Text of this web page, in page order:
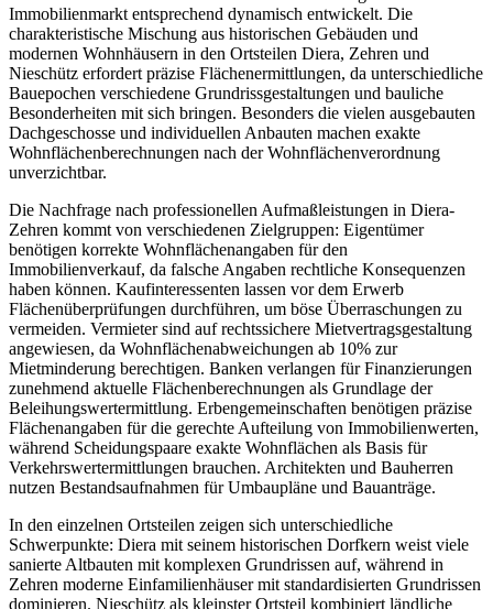
Immobilienmarkt entsprechend dynamisch entwickelt. Die
charakteristische Mischung aus historischen Gebäuden und
modernen Wohnhäusern in den Ortsteilen Diera, Zehren und
Nieschütz erfordert präzise Flächenermittlungen, da unterschiedliche
Bauepochen verschiedene Grundrissgestaltungen und bauliche
Besonderheiten mit sich bringen. Besonders die vielen ausgebauten
Dachgeschosse und individuellen Anbauten machen exakte
Wohnflächenberechnungen nach der Wohnflächenverordnung
unverzichtbar.
Die Nachfrage nach professionellen Aufmaßleistungen in Diera-
Zehren kommt von verschiedenen Zielgruppen: Eigentümer
benötigen korrekte Wohnflächenangaben für den
Immobilienverkauf, da falsche Angaben rechtliche Konsequenzen
haben können. Kaufinteressenten lassen vor dem Erwerb
Flächenüberprüfungen durchführen, um böse Überraschungen zu
vermeiden. Vermieter sind auf rechtssichere Mietvertragsgestaltung
angewiesen, da Wohnflächenabweichungen ab 10% zur
Mietminderung berechtigen. Banken verlangen für Finanzierungen
zunehmend aktuelle Flächenberechnungen als Grundlage der
Beleihungswertermittlung. Erbengemeinschaften benötigen präzise
Flächenangaben für die gerechte Aufteilung von Immobilienwerten,
während Scheidungspaare exakte Wohnflächen als Basis für
Verkehrswertermittlungen brauchen. Architekten und Bauherren
nutzen Bestandsaufnahmen für Umbaupläne und Bauanträge.
In den einzelnen Ortsteilen zeigen sich unterschiedliche
Schwerpunkte: Diera mit seinem historischen Dorfkern weist viele
sanierte Altbauten mit komplexen Grundrissen auf, während in
Zehren moderne Einfamilienhäuser mit standardisierten Grundrissen
dominieren. Nieschütz als kleinster Ortsteil kombiniert ländliche